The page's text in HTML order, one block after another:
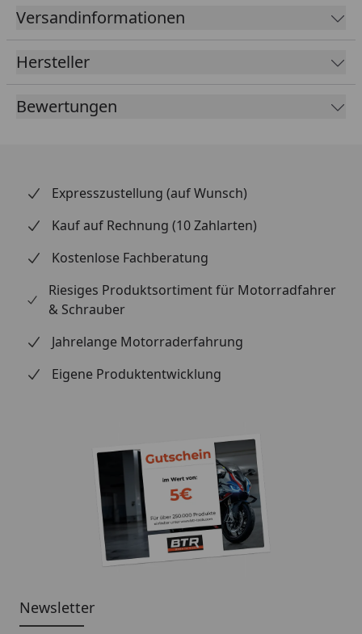
resonanteren Sound, der deinem Bike erst richtig
Charakter verleiht. RadicalRacing steht dir mit
Leidenschaft zur Seite, damit dieses System perfekt
zu deinem Fahrstil passt.
Versandinformationen
Hersteller
Bewertungen
Expresszustellung (auf Wunsch)
Kauf auf Rechnung (10 Zahlarten)
Kostenlose Fachberatung
Riesiges Produktsortiment für Motorradfahrer
& Schrauber
Jahrelange Motorraderfahrung
Eigene Produktentwicklung
Newsletter